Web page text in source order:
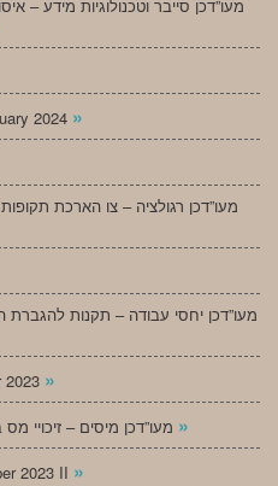
מעו”דכן סייבר וטכנולוגיות מידע –
2024 »
מעו”דכן יחסי עבודה – תקנות להגברת
2023 »
»
2023 II »